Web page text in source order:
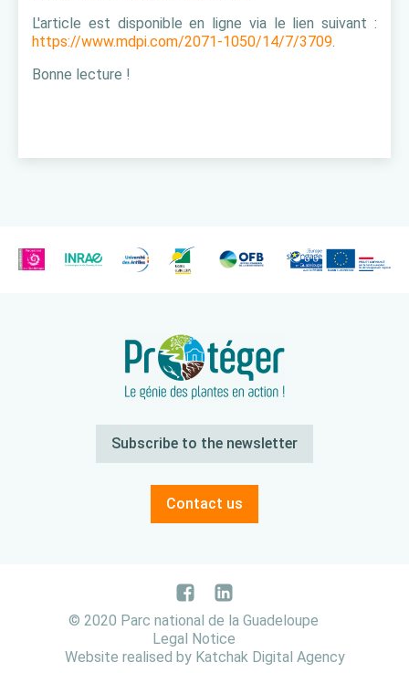
L'article est disponible en ligne via le lien suivant :
https://www.mdpi.com/2071-1050/14/7/3709
Bonne lecture !
Subscribe to the newsletter
Contact us
© 2020 Parc national de la Guadeloupe
Legal Notice
Website realised by Katchak Digital Agency